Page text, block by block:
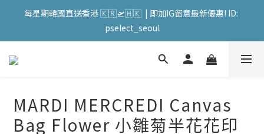
會員購物滿HKD599寄送 順豐站 / 順便智能櫃 免運費! (果汁/韓國
被/直播商品除外) | FACEBOOK: PATC遊走泡菜國
每星期韓國直送香港 🇰🇷🛫🇭🇰  | 即加IG留意最新優惠! ID:
pselect_seoul
會員購物滿HKD599寄送 順豐站 / 順便智能櫃 免運費! (果汁/韓國
MARDI MERCREDI Canvas
Bag Flower 小雛菊半花花印